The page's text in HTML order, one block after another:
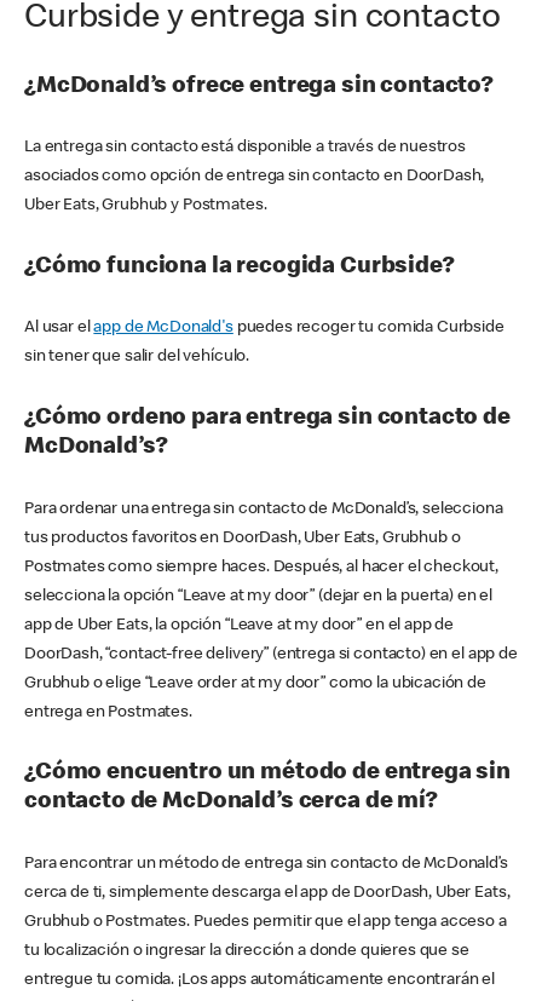
Curbside y entrega sin contacto
¿McDonald’s ofrece entrega sin contacto?
La entrega sin contacto está disponible a través de nuestros
asociados como opción de entrega sin contacto en DoorDash,
Uber Eats, Grubhub y Postmates.
¿Cómo funciona la recogida Curbside?
Al usar elapp de McDonald'spuedes recoger tu comida Curbside
sin tener que salir del vehículo.
¿Cómo ordeno para entrega sin contacto de
McDonald’s?
Para ordenar una entrega sin contacto de McDonald’s, selecciona
tus productos favoritos en DoorDash, Uber Eats, Grubhub o
Postmates como siempre haces. Después, al hacer el checkout,
selecciona la opción “Leave at my door” (dejar en la puerta) en el
app de Uber Eats, la opción “Leave at my door” en el app de
DoorDash, “contact-free delivery” (entrega si contacto) en el app de
Grubhub o elige “Leave order at my door” como la ubicación de
entrega en Postmates.
¿Cómo encuentro un método de entrega sin
contacto de McDonald’s cerca de mí?
Para encontrar un método de entrega sin contacto de McDonald’s
cerca de ti, simplemente descarga el app de DoorDash, Uber Eats,
Grubhub o Postmates. Puedes permitir que el app tenga acceso a
tu localización o ingresar la dirección a donde quieres que se
entregue tu comida. ¡Los apps automáticamente encontrarán el